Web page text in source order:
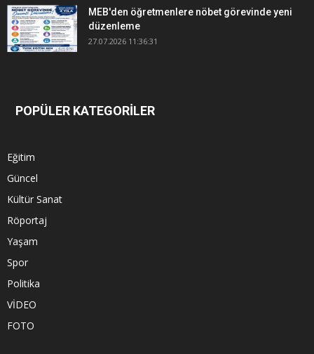
MEB'den öğretmenlere nöbet görevinde yeni
düzenleme
27.07.2026 11:36:31
POPÜLER KATEGORİLER
Eğitim
Güncel
Kültür Sanat
Röportaj
Yaşam
Spor
Politika
VİDEO
FOTO